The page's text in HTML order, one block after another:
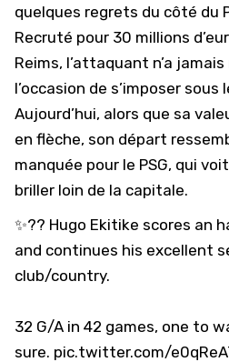
quelques regrets du côté du
Recruté pour 30 millions
Reims, l’attaquant n’a
l’occasion de s’imposer
Aujourd’hui, alors que sa
en flèche, son départ
manquée pour le PSG, qui
briller loin de la capitale.
✨?? Hugo Ekitike scores an
and continues his excellent
club/country.
32 G/A in 42 games, one to
sure. pic.twitter.com/